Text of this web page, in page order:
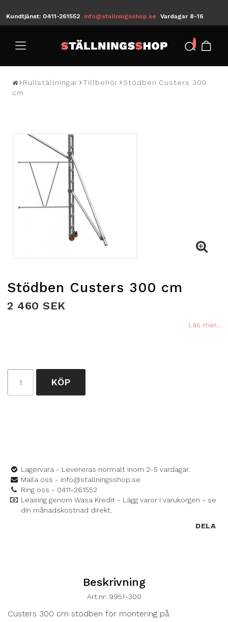
Kundtjänst: 0411-261552 info@stallningsshop.se Vardagar 8-16
/
Rullställningar Tillbehör
Stödben Custers 300
cm
Stödben Custers 300 cm
2 460 SEK
Läs mer...
KÖP
Lagervara - Levereras normalt inom 2-5 vardagar.
Maila oss - info@stallningsshop.se
Ring oss - 0411-261552
Leasing genom Wasa Kredit - Lägg varor i varukorgen - se
din månadskostnad direkt.
DELA
Beskrivning
Art.nr: 9951-300
Custers 300 cm stödben för montering på